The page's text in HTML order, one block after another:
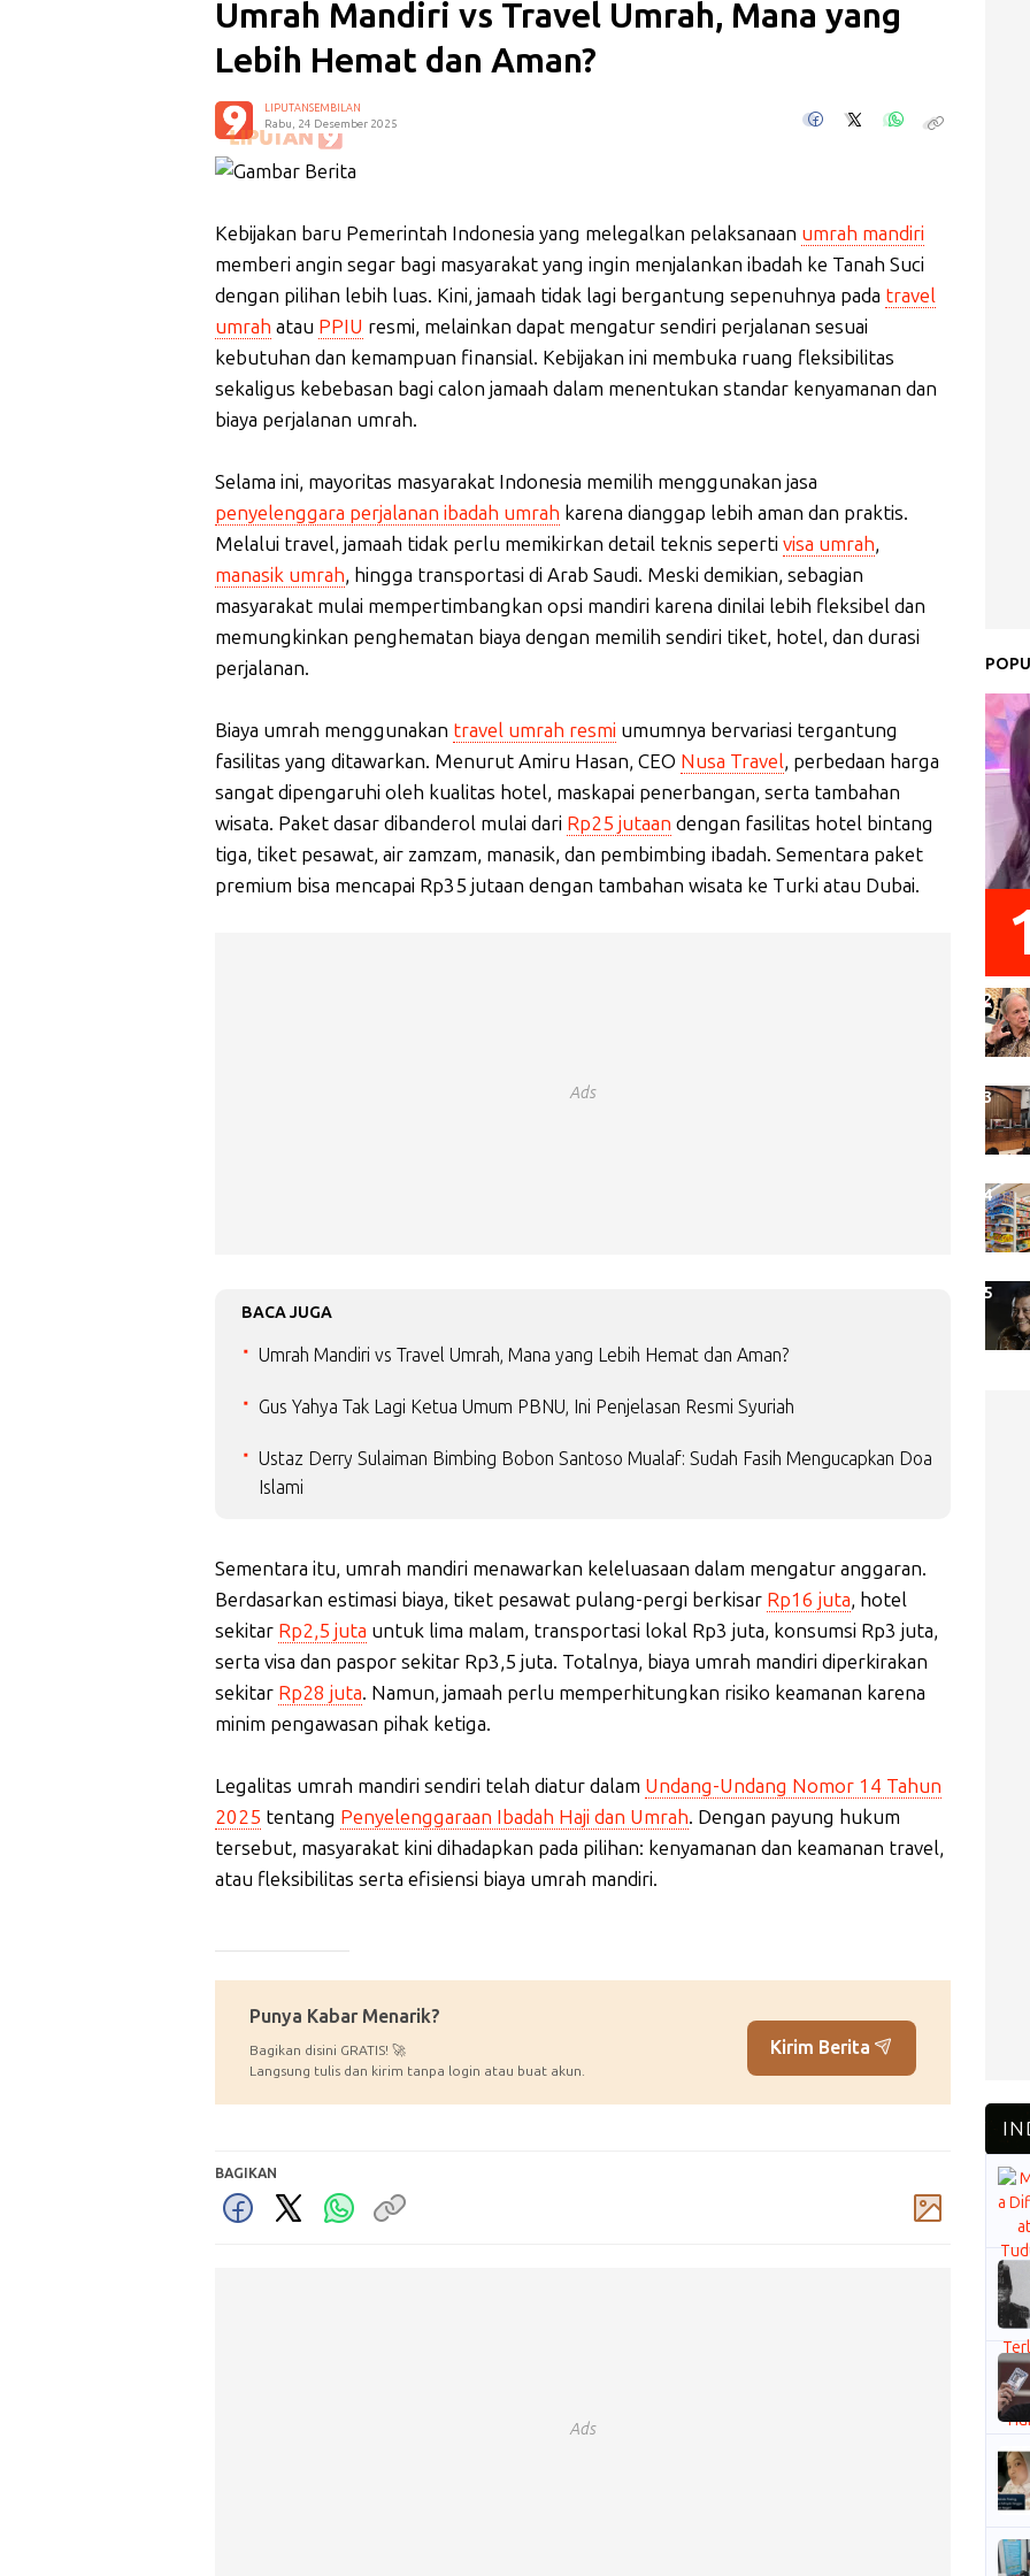
Umrah Mandiri vs Travel Umrah, Mana yang
Lebih Hemat dan Aman?
LIPUTANSEMBILAN
Rabu, 24 Desember 2025
Kebijakan baru Pemerintah Indonesia yang melegalkan pelaksanaan umrah mandiri
memberi angin segar bagi masyarakat yang ingin menjalankan ibadah ke Tanah Suci
dengan pilihan lebih luas. Kini, jamaah tidak lagi bergantung sepenuhnya pada travel
umrah atau PPIU resmi, melainkan dapat mengatur sendiri perjalanan sesuai
kebutuhan dan kemampuan finansial. Kebijakan ini membuka ruang fleksibilitas
sekaligus kebebasan bagi calon jamaah dalam menentukan standar kenyamanan dan
biaya perjalanan umrah.
Selama ini, mayoritas masyarakat Indonesia memilih menggunakan jasa
penyelenggara perjalanan ibadah umrah karena dianggap lebih aman dan praktis.
Melalui travel, jamaah tidak perlu memikirkan detail teknis seperti visa umrah,
manasik umrah, hingga transportasi di Arab Saudi. Meski demikian, sebagian
masyarakat mulai mempertimbangkan opsi mandiri karena dinilai lebih fleksibel dan
memungkinkan penghematan biaya dengan memilih sendiri tiket, hotel, dan durasi
perjalanan.
Biaya umrah menggunakan travel umrah resmi umumnya bervariasi tergantung
fasilitas yang ditawarkan. Menurut Amiru Hasan, CEO Nusa Travel, perbedaan harga
sangat dipengaruhi oleh kualitas hotel, maskapai penerbangan, serta tambahan
wisata. Paket dasar dibanderol mulai dari Rp25 jutaan dengan fasilitas hotel bintang
tiga, tiket pesawat, air zamzam, manasik, dan pembimbing ibadah. Sementara paket
premium bisa mencapai Rp35 jutaan dengan tambahan wisata ke Turki atau Dubai.
Ads
BACA JUGA
Umrah Mandiri vs Travel Umrah, Mana yang Lebih Hemat dan Aman?
Gus Yahya Tak Lagi Ketua Umum PBNU, Ini Penjelasan Resmi Syuriah
Ustaz Derry Sulaiman Bimbing Bobon Santoso Mualaf: Sudah Fasih Mengucapkan Doa
Islami
Sementara itu, umrah mandiri menawarkan keleluasaan dalam mengatur anggaran.
Berdasarkan estimasi biaya, tiket pesawat pulang-pergi berkisar Rp16 juta, hotel
sekitar Rp2,5 juta untuk lima malam, transportasi lokal Rp3 juta, konsumsi Rp3 juta,
serta visa dan paspor sekitar Rp3,5 juta. Totalnya, biaya umrah mandiri diperkirakan
sekitar Rp28 juta. Namun, jamaah perlu memperhitungkan risiko keamanan karena
minim pengawasan pihak ketiga.
Legalitas umrah mandiri sendiri telah diatur dalam Undang-Undang Nomor 14 Tahun
2025 tentang Penyelenggaraan Ibadah Haji dan Umrah. Dengan payung hukum
tersebut, masyarakat kini dihadapkan pada pilihan: kenyamanan dan keamanan travel,
atau fleksibilitas serta efisiensi biaya umrah mandiri.
Punya Kabar Menarik?
Bagikan disini GRATIS! 🚀
Langsung tulis dan kirim tanpa login atau buat akun.
Kirim Berita
BAGIKAN
Ads